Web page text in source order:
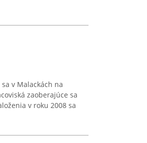
v Malackách na
zaoberajúce sa
v roku 2008 sa